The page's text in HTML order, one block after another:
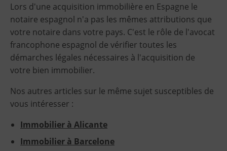
Lors d'une acquisition immobilière en Espagne le
notaire espagnol n'a pas les mêmes attributions que
votre notaire dans votre pays. C'est le rôle de l'avocat
francophone espagnol de vérifier toutes les
démarches légales nécessaires à l'acquisition de
votre bien immobilier.
Nos autres articles sur le même sujet susceptibles de
vous intéresser :
Immobilier à Alicante
Immobilier à Barcelone